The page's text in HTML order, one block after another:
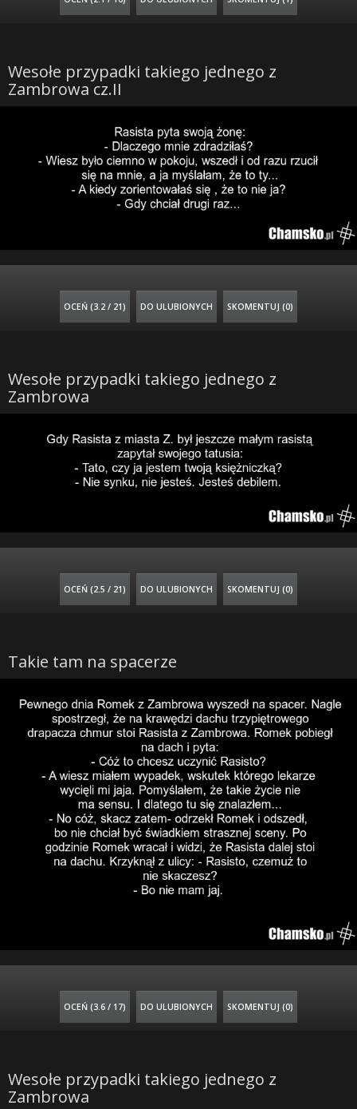
Wesołe przypadki takiego jednego z
Zambrowa cz.II
OCEŃ (3.2 / 21) DO ULUBIONYCH SKOMENTUJ (0)
Wesołe przypadki takiego jednego z
Zambrowa
OCEŃ (2.5 / 21) DO ULUBIONYCH SKOMENTUJ (0)
Takie tam na spacerze
OCEŃ (3.6 / 17) DO ULUBIONYCH SKOMENTUJ (0)
Wesołe przypadki takiego jednego z
Zambrowa